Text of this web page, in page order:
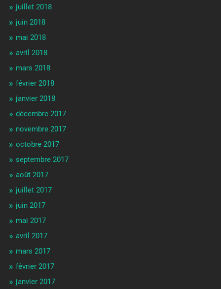
juillet 2018
juin 2018
mai 2018
avril 2018
mars 2018
février 2018
janvier 2018
décembre 2017
novembre 2017
octobre 2017
septembre 2017
août 2017
juillet 2017
juin 2017
mai 2017
avril 2017
mars 2017
février 2017
janvier 2017